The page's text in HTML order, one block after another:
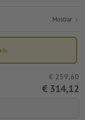
Mostrar
€ 259,60
€ 314,12